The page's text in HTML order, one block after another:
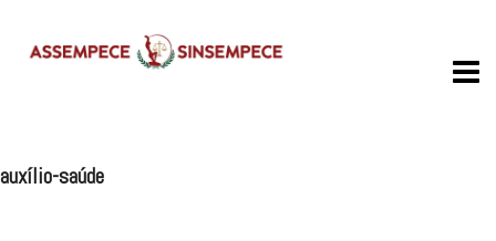
auxílio-saúde